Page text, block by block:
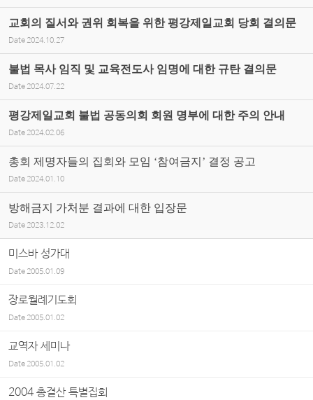
교회의 질서와 권위 회복을 위한 평강제일교회 당회 결의문
Date 2024.10.27
불법 목사 임직 및 교육전도사 임명에 대한 규탄 결의문
Date 2024.07.22
평강제일교회 불법 공동의회 회원 명부에 대한 주의 안내
Date 2024.02.06
총회 제명자들의 집회와 모임 ‘참여금지’ 결정 공고
Date 2024.01.10
방해금지 가처분 결과에 대한 입장문
Date 2023.12.02
미스바 성가대
Date2005.01.09
장로월례기도회
Date2005.01.02
교역자 세미나
Date2005.01.02
2004 총결산 특별집회